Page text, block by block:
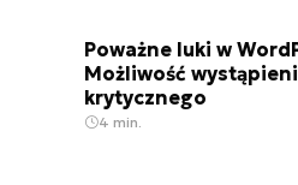
Poważne luki w
Możliwość
krytycznego
4 min.